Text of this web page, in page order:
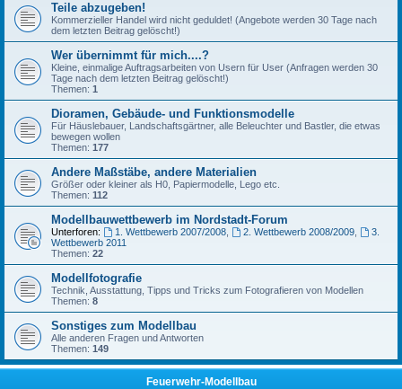
Teile abzugeben!
Kommerzieller Handel wird nicht geduldet! (Angebote werden 30 Tage nach
dem letzten Beitrag gelöscht!)
Wer übernimmt für mich....?
Kleine, einmalige Auftragsarbeiten von Usern für User (Anfragen werden 30
Tage nach dem letzten Beitrag gelöscht!)
Themen: 1
Dioramen, Gebäude- und Funktionsmodelle
Für Häuslebauer, Landschaftsgärtner, alle Beleuchter und Bastler, die etwas
bewegen wollen
Themen: 177
Andere Maßstäbe, andere Materialien
Größer oder kleiner als H0, Papiermodelle, Lego etc.
Themen: 112
Modellbauwettbewerb im Nordstadt-Forum
Unterforen: 1. Wettbewerb 2007/2008, 2. Wettbewerb 2008/2009,
3.
Wettbewerb 2011
Themen: 22
Modellfotografie
Technik, Ausstattung, Tipps und Tricks zum Fotografieren von Modellen
Themen: 8
Sonstiges zum Modellbau
Alle anderen Fragen und Antworten
Themen: 149
Feuerwehr-Modellbau